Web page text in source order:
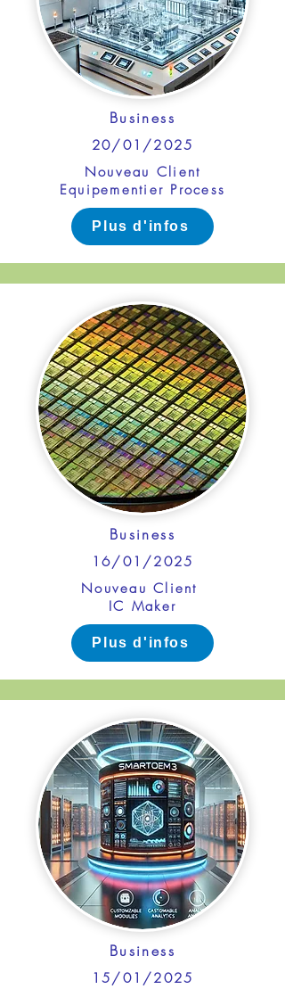
Business
20/01/2025
Nouveau Client
Equipementier Process
Plus d'infos
Business
16/01/2025
Nouveau Client
IC Maker
Plus d'infos
Business
15/01/2025